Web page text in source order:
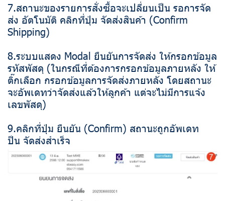
7.สถานะของรายการสั่งซื้อจะเปลี่ยนเป็น รอการจัด
ส่ง อัตโนมัติ คลิกที่ปุ่ม จัดส่งสินค้า (Confirm
Shipping)
8.ระบบแสดง Modal ยืนยันการจัดส่ง ให้กรอกข้อมูล
รหัสพัสดุ (ในกรณีที่ต้องการกรอกข้อมูลภายหลัง ให้
ติ๊กเลือก กรอกข้อมูลการจัดส่งภายหลัง โดยสถานะ
จะอัพเดทว่าจัดส่งแล้วให้ลูกค้า แต่จะไม่มีการแจ้ง
เลขพัสดุ)
9.คลิกที่ปุ่ม ยืนยัน (Confirm) สถานะถูกอัพเดท
ป็น จัดส่งสำเร็จ